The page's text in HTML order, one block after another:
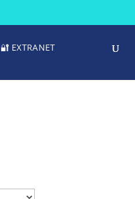
🔐 EXTRANET